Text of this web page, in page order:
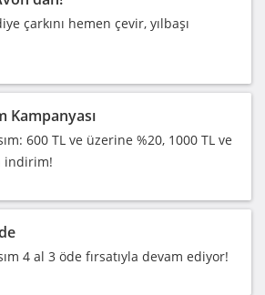
çarkını hemen çevir, yılbaşı
Kampanyası
600 TL ve üzerine %20, 1000 TL ve
indirim!
4 al 3 öde fırsatıyla devam ediyor!